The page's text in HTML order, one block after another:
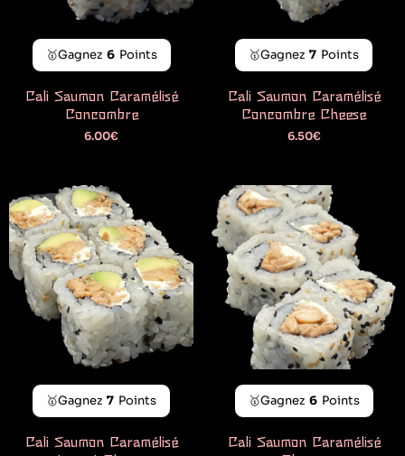
🥇Gagnez 6 Points
Cali Saumon Caramélisé
Concombre
6.00€
🥇Gagnez 7 Points
Cali Saumon Caramélisé
Concombre Cheese
6.50€
🥇Gagnez 7 Points
Cali Saumon Caramélisé
🥇Gagnez 6 Points
Cali Saumon Caramélisé